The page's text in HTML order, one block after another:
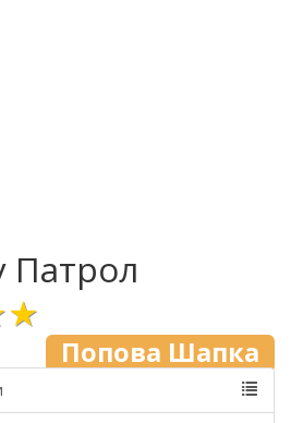
Патрол
Попова Шапка